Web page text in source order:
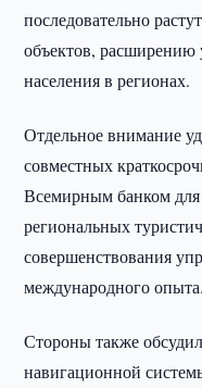
последовательно
объектов, расширению
населения в регионах.
Отдельное внимание
совместных
Всемирным банком
региональных
совершенствования
международного опыта.
Стороны также
навигационной